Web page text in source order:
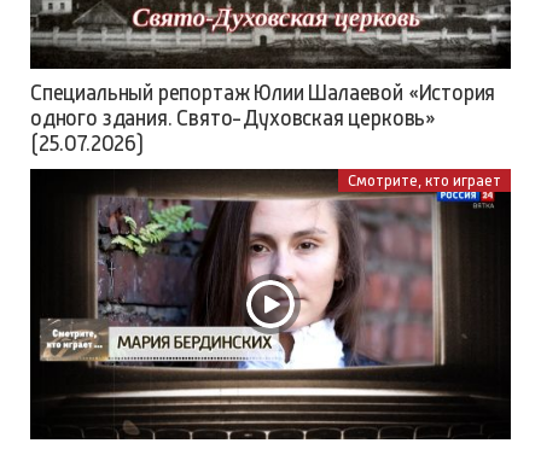
Специальный репортаж Юлии Шалаевой «История
одного здания. Свято-Духовская церковь»
(25.07.2026)
Смотрите, кто играет